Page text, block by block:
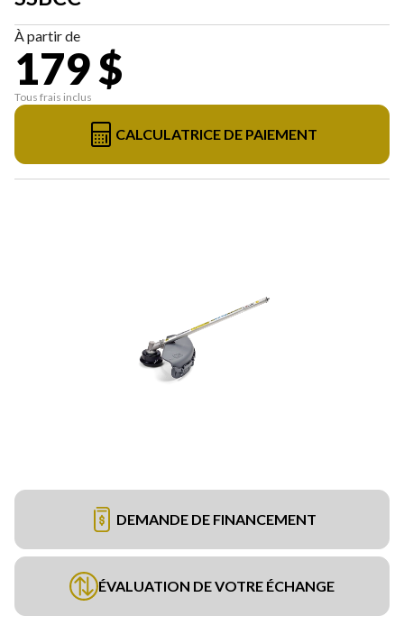
À partir de
179 $
Tous frais inclus
CALCULATRICE DE PAIEMENT
DEMANDE DE FINANCEMENT
ÉVALUATION DE VOTRE ÉCHANGE